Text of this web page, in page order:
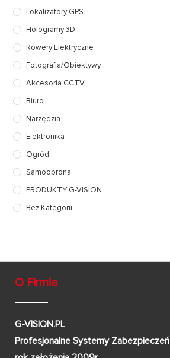
Lokalizatory GPS
Hologramy 3D
Rowery Elektryczne
Fotografia/Obiektywy
Akcesoria CCTV
Biuro
Narzędzia
Elektronika
Ogród
Samoobrona
PRODUKTY G-VISION.
Bez Kategorii
O Firmie
G-VISION.PL
Profesjonalne Systemy Zabezpieczeń